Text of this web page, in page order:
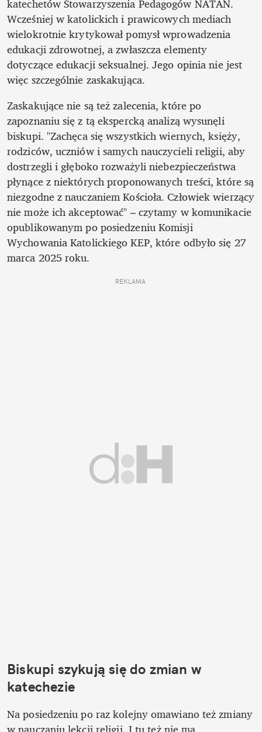
Wcześniej w katolickich i prawicowych mediach
wielokrotnie krytykował pomysł wprowadzenia
edukacji zdrowotnej, a zwłaszcza elementy
dotyczące edukacji seksualnej. Jego opinia nie jest
więc szczególnie zaskakująca.
Zaskakujące nie są też zalecenia, które po
zapoznaniu się z tą ekspercką analizą wysunęli
biskupi. "Zachęca się wszystkich wiernych, księży,
rodziców, uczniów i samych nauczycieli religii, aby
dostrzegli i głęboko rozważyli niebezpieczeństwa
płynące z niektórych proponowanych treści, które są
niezgodne z nauczaniem Kościoła. Człowiek wierzący
nie może ich akceptować" – czytamy w komunikacie
opublikowanym po posiedzeniu Komisji
Wychowania Katolickiego KEP, które odbyło się 27
marca 2025 roku.
REKLAMA
Biskupi szykują się do zmian w
katechezie
Na posiedzeniu po raz kolejny omawiano też zmiany